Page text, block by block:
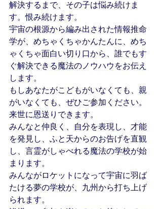
解決するまで、その子は悩み続けま
す。恨み続けます。
宇宙の根源から編み出された情報推命
学が、めちゃくちゃかんたんに、めち
ゃくちゃ面白い切り口から、誰でもす
ぐ解決できる魔法のノウハウをお伝え
します。
もしあなたがこどもがいなくても、親
がいなくても、ぜひご参加ください。
来世に恩送りできます。
みんなと仲良く、自分を表現し、才能
を発見し、ふと天からのお告げを直観
し、言霊がしゃべれる魔法の学校が始
まります。
みんながロケットになって宇宙に羽ば
たける夢の学校が、九州から打ち上げ
られます。